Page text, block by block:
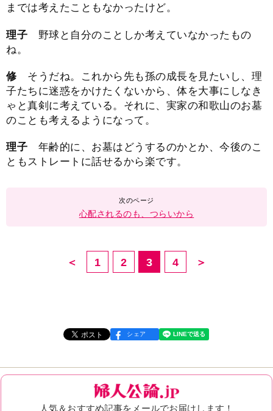
までは考えたこともなかったけど。
理子 野球と自分のことしか考えていなかったもの
ね。
修そうだね。これから先も孫の成長を見たいし、理
子たちに迷惑をかけたくないから、体を大事にしなき
ゃと真剣に考えている。それに、実家の和歌山のお墓
のことも考えるようになって。
理子 年齢的に、お墓はどうするのかとか、今後のこ
ともストレートに話せるから楽です。
心配されるのも、つらいから
＜ 1 2 3 4 ＞
シェア